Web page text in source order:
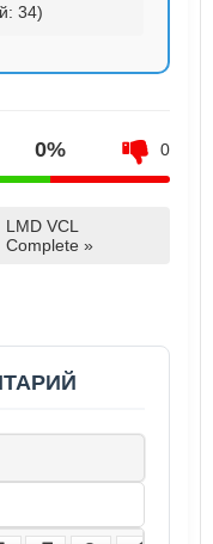
34)
0% 0
LMD VCL
Complete »